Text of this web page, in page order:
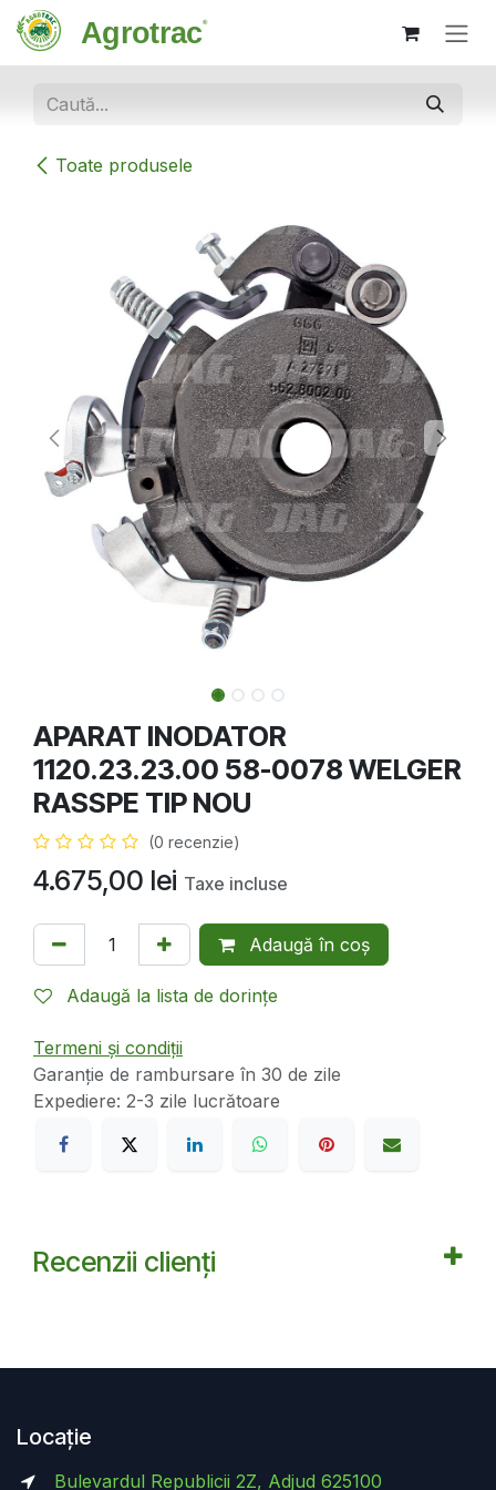
Sari la conținut
Toate produsele
APARAT INODATOR
1120.23.23.00 58-0078 WELGER
RASSPE TIP NOU
(0 recenzie)
4.675,00 lei Taxe incluse
Adaugă în coș
Adaugă la lista de dorințe
Termeni și condiții
Garanție de rambursare în 30 de zile
Expediere: 2-3 zile lucrătoare
Recenzii clienți
Locație
Bulevardul Republicii 2Z, Adjud 625100